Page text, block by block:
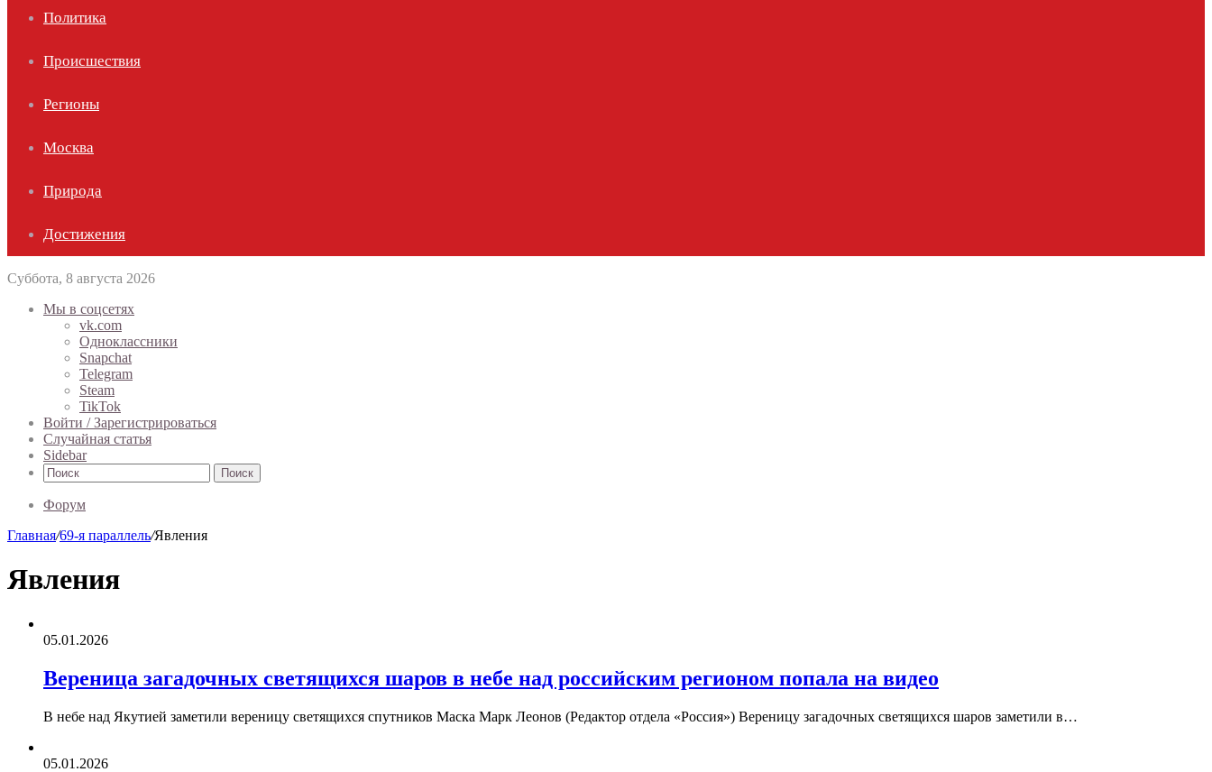
Политика
Происшествия
Регионы
Москва
Природа
Достижения
Суббота, 8 августа 2026
Мы в соцсетях
vk.com
Одноклассники
Snapchat
Telegram
Steam
TikTok
Войти / Зарегистрироваться
Случайная статья
Sidebar
Поиск
Форум
Главная/69-я параллель/Явления
Явления
05.01.2026
Вереница загадочных светящихся шаров в небе над российским регионом попала на видео
В небе над Якутией заметили вереницу светящихся спутников Маска Марк Леонов (Редактор отдела «Россия») Вереницу загадочных светящихся шаров заметили в…
05.01.2026